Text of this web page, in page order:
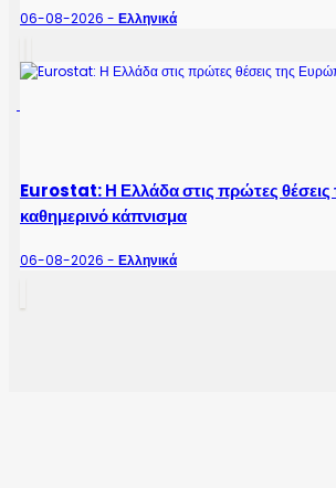
06-08-2026 - Ελληνικά
Eurostat: Η Ελλάδα στις πρώτες
καθημερινό κάπνισμα
06-08-2026 - Ελληνικά